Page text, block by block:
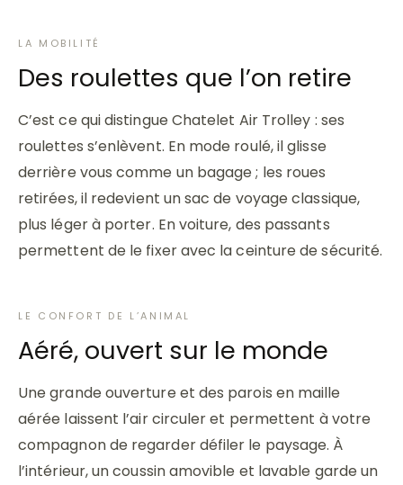
LA MOBILITÉ
Des roulettes que l’on retire
C’est ce qui distingue Chatelet Air Trolley : ses
roulettes s’enlèvent. En mode roulé, il glisse
derrière vous comme un bagage ; les roues
retirées, il redevient un sac de voyage classique,
plus léger à porter. En voiture, des passants
permettent de le fixer avec la ceinture de sécurité.
LE CONFORT DE L’ANIMAL
Aéré, ouvert sur le monde
Une grande ouverture et des parois en maille
aérée laissent l’air circuler et permettent à votre
compagnon de regarder défiler le paysage. À
l’intérieur, un coussin amovible et lavable garde un